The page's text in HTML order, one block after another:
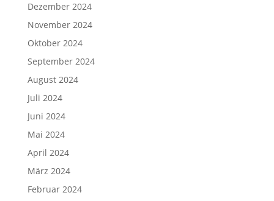
Dezember 2024
November 2024
Oktober 2024
September 2024
August 2024
Juli 2024
Juni 2024
Mai 2024
April 2024
März 2024
Februar 2024